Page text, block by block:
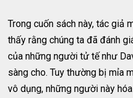
Trong cuốn sách này, tác giả
thấy rằng chúng ta đã đánh
của những người tử tế như
sàng cho. Tuy thường bị mỉa
vô dụng, những người này